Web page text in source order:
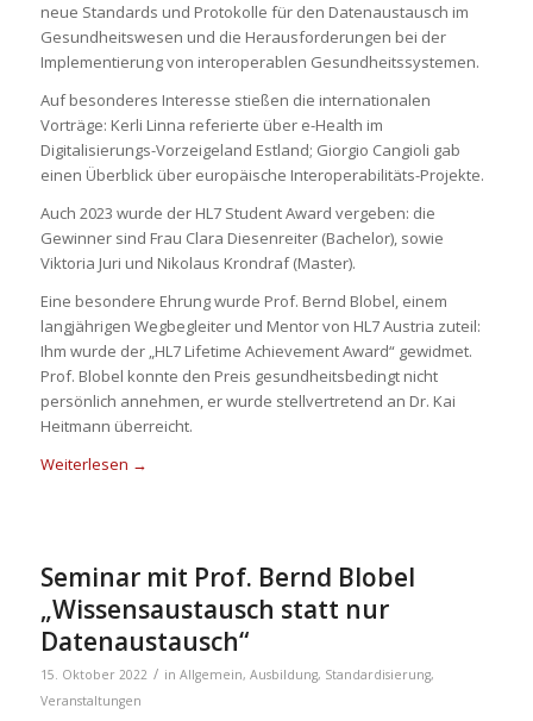
neue Standards und Protokolle für den Datenaustausch im
Gesundheitswesen und die Herausforderungen bei der
Implementierung von interoperablen Gesundheitssystemen.
Auf besonderes Interesse stießen die internationalen
Vorträge: Kerli Linna referierte über e-Health im
Digitalisierungs-Vorzeigeland Estland; Giorgio Cangioli gab
einen Überblick über europäische Interoperabilitäts-Projekte.
Auch 2023 wurde der HL7 Student Award vergeben: die
Gewinner sind Frau Clara Diesenreiter (Bachelor), sowie
Viktoria Juri und Nikolaus Krondraf (Master).
Eine besondere Ehrung wurde Prof. Bernd Blobel, einem
langjährigen Wegbegleiter und Mentor von HL7 Austria zuteil:
Ihm wurde der „HL7 Lifetime Achievement Award“ gewidmet.
Prof. Blobel konnte den Preis gesundheitsbedingt nicht
persönlich annehmen, er wurde stellvertretend an Dr. Kai
Heitmann überreicht.
Weiterlesen →
Seminar mit Prof. Bernd Blobel
„Wissensaustausch statt nur
Datenaustausch“
15. Oktober 2022 / in Allgemein, Ausbildung, Standardisierung,
Veranstaltungen